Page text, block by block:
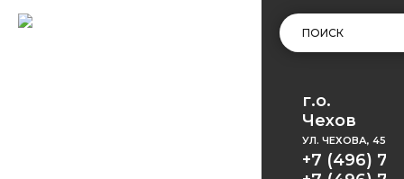
г.о.
Чехов
УЛ. ЧЕХОВА, 45
+7 (496)